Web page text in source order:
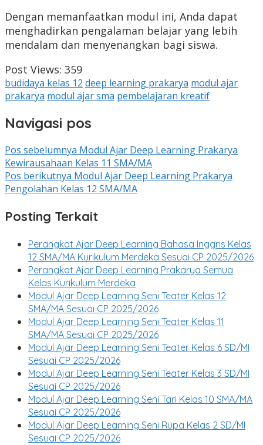
Dengan memanfaatkan modul ini, Anda dapat
menghadirkan pengalaman belajar yang lebih
mendalam dan menyenangkan bagi siswa.
Post Views: 359
budidaya kelas 12 deep learning prakarya modul ajar
prakarya modul ajar sma pembelajaran kreatif
Navigasi pos
Pos sebelumnya Modul Ajar Deep Learning Prakarya
Kewirausahaan Kelas 11 SMA/MA
Pos berikutnya Modul Ajar Deep Learning Prakarya
Pengolahan Kelas 12 SMA/MA
Posting Terkait
Perangkat Ajar Deep Learning Bahasa Inggris Kelas
12 SMA/MA Kurikulum Merdeka Sesuai CP 2025/2026
Perangkat Ajar Deep Learning Prakarya Semua
Kelas Kurikulum Merdeka
Modul Ajar Deep Learning Seni Teater Kelas 12
SMA/MA Sesuai CP 2025/2026
Modul Ajar Deep Learning Seni Teater Kelas 11
SMA/MA Sesuai CP 2025/2026
Modul Ajar Deep Learning Seni Teater Kelas 6 SD/MI
Sesuai CP 2025/2026
Modul Ajar Deep Learning Seni Teater Kelas 3 SD/MI
Sesuai CP 2025/2026
Modul Ajar Deep Learning Seni Tari Kelas 10 SMA/MA
Sesuai CP 2025/2026
Modul Ajar Deep Learning Seni Rupa Kelas 2 SD/MI
Sesuai CP 2025/2026